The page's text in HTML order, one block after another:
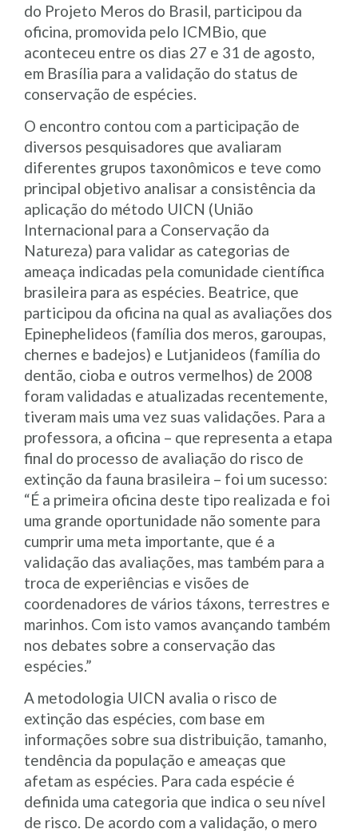
do Projeto Meros do Brasil, participou da
oficina, promovida pelo ICMBio, que
aconteceu entre os dias 27 e 31 de agosto,
em Brasília para a validação do status de
conservação de espécies.
O encontro contou com a participação de
diversos pesquisadores que avaliaram
diferentes grupos taxonômicos e teve como
principal objetivo analisar a consistência da
aplicação do método UICN (União
Internacional para a Conservação da
Natureza) para validar as categorias de
ameaça indicadas pela comunidade científica
brasileira para as espécies. Beatrice, que
participou da oficina na qual as avaliações dos
Epinephelideos (família dos meros, garoupas,
chernes e badejos) e Lutjanideos (família do
dentão, cioba e outros vermelhos) de 2008
foram validadas e atualizadas recentemente,
tiveram mais uma vez suas validações. Para a
professora, a oficina – que representa a etapa
final do processo de avaliação do risco de
extinção da fauna brasileira – foi um sucesso:
“É a primeira oficina deste tipo realizada e foi
uma grande oportunidade não somente para
cumprir uma meta importante, que é a
validação das avaliações, mas também para a
troca de experiências e visões de
coordenadores de vários táxons, terrestres e
marinhos. Com isto vamos avançando também
nos debates sobre a conservação das
espécies.”
A metodologia UICN avalia o risco de
extinção das espécies, com base em
informações sobre sua distribuição, tamanho,
tendência da população e ameaças que
afetam as espécies. Para cada espécie é
definida uma categoria que indica o seu nível
de risco. De acordo com a validação, o mero